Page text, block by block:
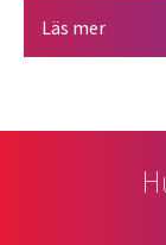
Ett år
Vanja
Läs merVanjas
Nu är